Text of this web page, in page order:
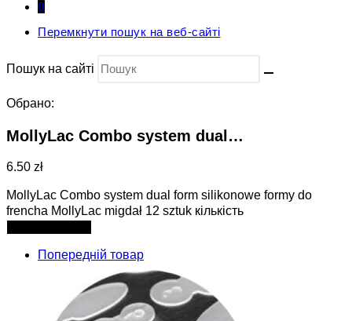
0
Перемкнути пошук на веб-сайті
Пошук на сайті
Обрано:
MollyLac Combo system dual…
6.50 zł
MollyLac Combo system dual form silikonowe formy do
frencha MollyLac migdał 12 sztuk кількість
Попередній товар